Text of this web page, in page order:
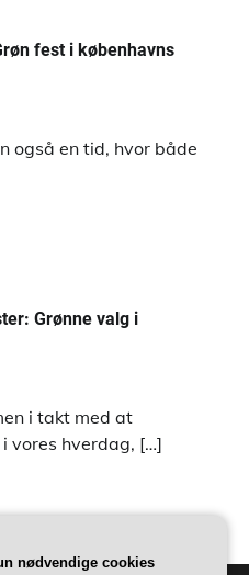
fest i københavns
også en tid, hvor både
Grønne valg i
i takt med at
vores hverdag, […]
nødvendige cookies